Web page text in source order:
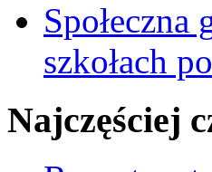
Społeczna
szkołach
Najczęściej